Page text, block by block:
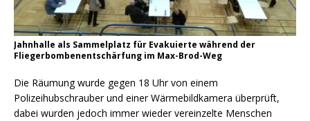
Jahnhalle als Sammelplatz für Evakuierte während der
Fliegerbombenentschärfung im Max-Brod-Weg
Die Räumung wurde gegen 18 Uhr von einem
Polizeihubschrauber und einer Wärmebildkamera überprüft,
dabei wurden jedoch immer wieder vereinzelte Menschen